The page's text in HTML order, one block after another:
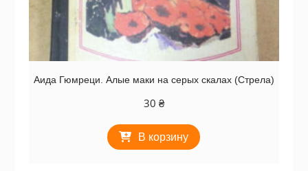
Аида Гюмреци. Алые маки на серых скалах (Стрела)
30 ₴
В корзину